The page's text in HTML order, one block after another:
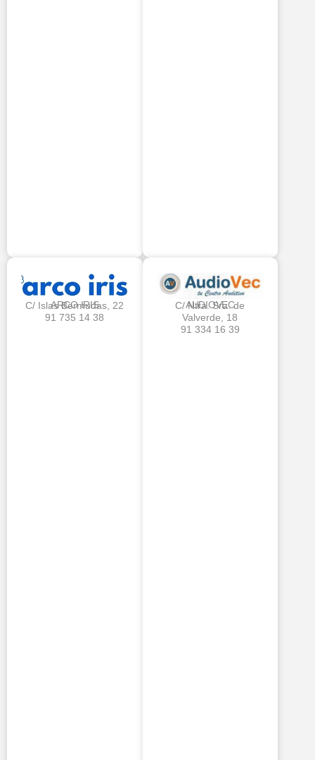
ARCO IRIS
C/ Islas Bermudas, 22
91 735 14 38
AUDIOVEC
C/ Ntra. Sra. de
Valverde, 18
91 334 16 39